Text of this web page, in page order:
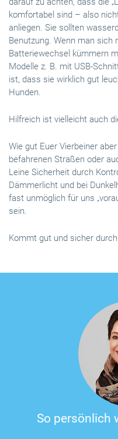
komfortabel sind – also
anliegen. Sie sollten
Benutzung. Wenn man
Batteriewechsel kümmern
Modelle z. B. mit USB-
ist, dass sie wirklich gut
Hunden.
Hilfreich ist vielleicht auch
Wie gut Euer Vierbeiner
befahrenen Straßen oder
Leine Sicherheit durch
Dämmerlicht und bei
fast unmöglich für uns
sein.
Kommt gut und sicher
So persönlich